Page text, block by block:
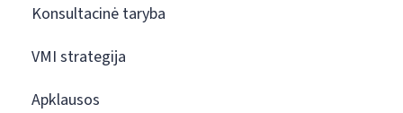
Konsultacinė taryba
VMI strategija
Apklausos